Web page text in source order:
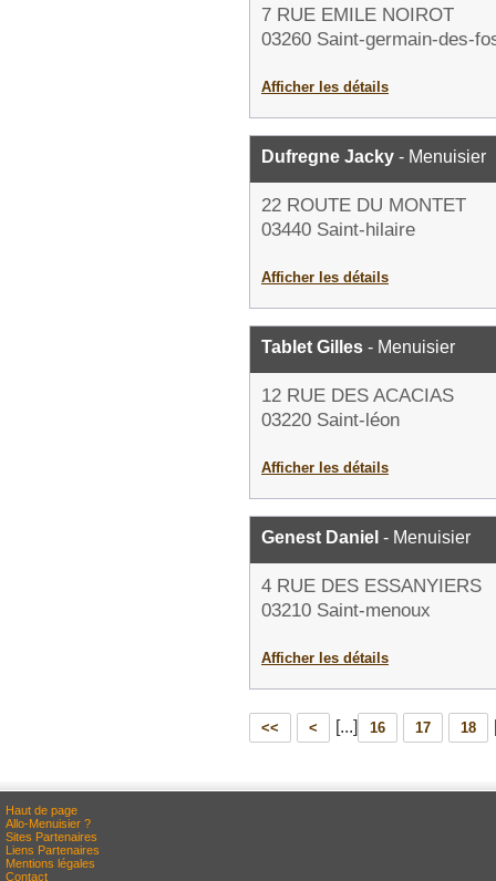
7 RUE EMILE NOIROT
03260 Saint-germain-des-
Afficher les détails
Dufregne Jacky - Menuisier
22 ROUTE DU MONTET
03440 Saint-hilaire
Afficher les détails
Tablet Gilles - Menuisier
12 RUE DES ACACIAS
03220 Saint-léon
Afficher les détails
Genest Daniel - Menuisier
4 RUE DES ESSANYIERS
03210 Saint-menoux
Afficher les détails
<< < [...] 16 17 18
Haut de page
Allo-Menuisier ?
Sites Partenaires
Liens Partenaires
Mentions légales
Contact